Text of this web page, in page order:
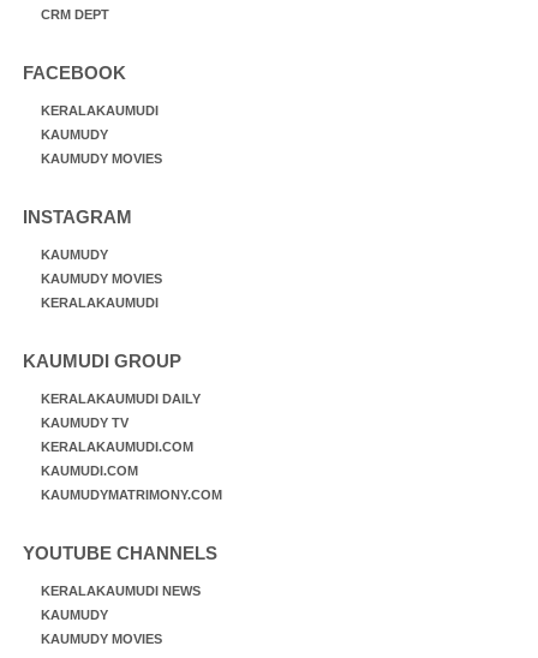
CRM DEPT
FACEBOOK
KERALAKAUMUDI
KAUMUDY
KAUMUDY MOVIES
INSTAGRAM
KAUMUDY
KAUMUDY MOVIES
KERALAKAUMUDI
KAUMUDI GROUP
KERALAKAUMUDI DAILY
KAUMUDY TV
KERALAKAUMUDI.COM
KAUMUDI.COM
KAUMUDYMATRIMONY.COM
YOUTUBE CHANNELS
KERALAKAUMUDI NEWS
KAUMUDY
KAUMUDY MOVIES